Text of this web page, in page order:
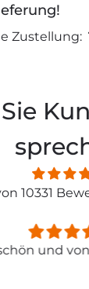
Zustellung:
10331
und